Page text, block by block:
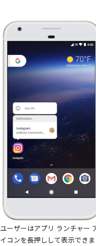
ユーザーはアプリ ランチャー
イコンを長押しして表示できま